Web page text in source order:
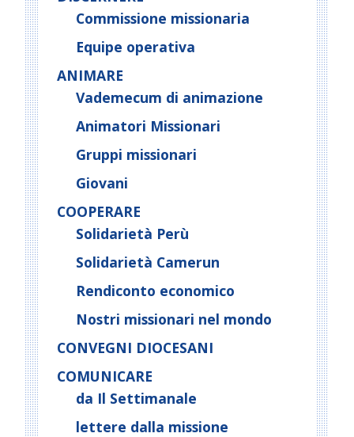
Commissione missionaria
Equipe operativa
ANIMARE
Vademecum di animazione
Animatori Missionari
Gruppi missionari
Giovani
COOPERARE
Solidarietà Perù
Solidarietà Camerun
Rendiconto economico
Nostri missionari nel mondo
CONVEGNI DIOCESANI
COMUNICARE
da Il Settimanale
lettere dalla missione